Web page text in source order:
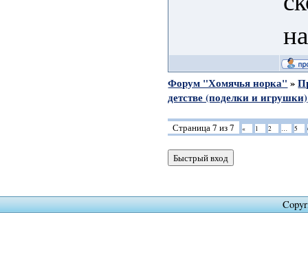
Форум "Хомячья норка" »
детстве (поделки и игрушки)
Страница7 из7 « 1 2 … 5